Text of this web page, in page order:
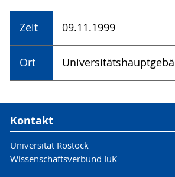
Zeit 09.11.1999
Ort
Kontakt
Universität Rostock
Wissenschaftsverbund IuK